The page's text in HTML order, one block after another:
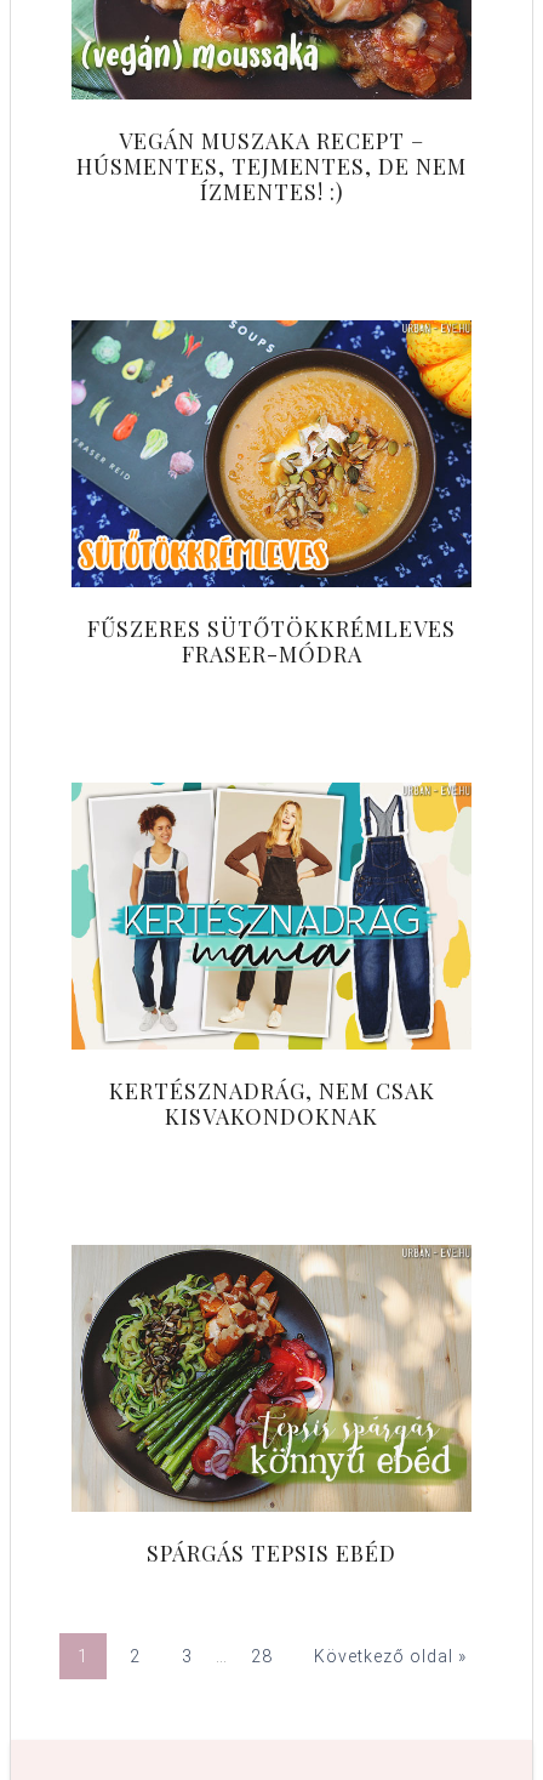
VEGÁN MUSZAKA RECEPT –
HÚSMENTES, TEJMENTES, DE NEM
ÍZMENTES! :)
FŰSZERES SÜTŐTÖKKRÉMLEVES
FRASER-MÓDRA
KERTÉSZNADRÁG, NEM CSAK
KISVAKONDOKNAK
SPÁRGÁS TEPSIS EBÉD
1 2 3 28 Következő oldal »